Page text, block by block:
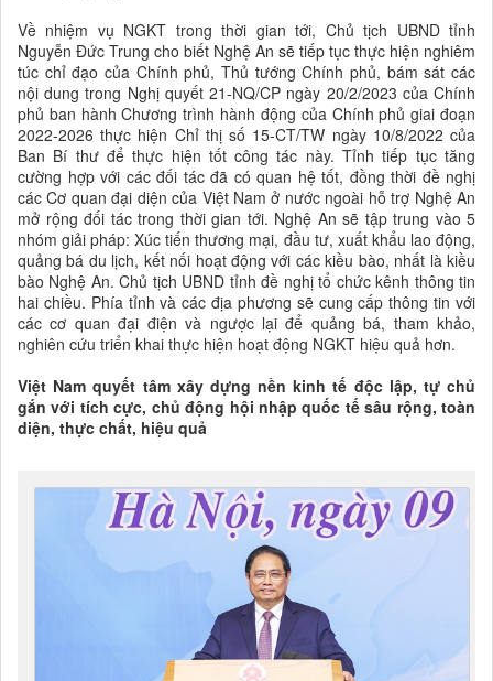
Về nhiệm vụ NGKT trong thời gian tới, Chủ tịch UBND tỉnh
Nguyễn Đức Trung cho biết Nghệ An sẽ tiếp tục thực hiện nghiêm
túc chỉ đạo của Chính phủ, Thủ tướng Chính phủ, bám sát các
nội dung trong Nghị quyết 21-NQ/CP ngày 20/2/2023 của Chính
phủ ban hành Chương trình hành động của Chính phủ giai đoạn
2022-2026 thực hiện Chỉ thị số 15-CT/TW ngày 10/8/2022 của
Ban Bí thư để thực hiện tốt công tác này. Tỉnh tiếp tục tăng
cường hợp với các đối tác đã có quan hệ tốt, đồng thời đề nghị
các Cơ quan đại diện của Việt Nam ở nước ngoài hỗ trợ Nghệ An
mở rộng đối tác trong thời gian tới. Nghệ An sẽ tập trung vào 5
nhóm giải pháp: Xúc tiến thương mại, đầu tư, xuất khẩu lao động,
quảng bá du lịch, kết nối hoạt động với các kiều bào, nhất là kiều
bào Nghệ An. Chủ tịch UBND tỉnh đề nghị tổ chức kênh thông tin
hai chiều. Phía tỉnh và các địa phương sẽ cung cấp thông tin với
các cơ quan đại điện và ngược lại để quảng bá, tham khảo,
nghiên cứu triển khai thực hiện hoạt động NGKT hiệu quả hơn.
Việt Nam quyết tâm xây dựng nền kinh tế độc lập, tự chủ
gắn với tích cực, chủ động hội nhập quốc tế sâu rộng, toàn
diện, thực chất, hiệu quả